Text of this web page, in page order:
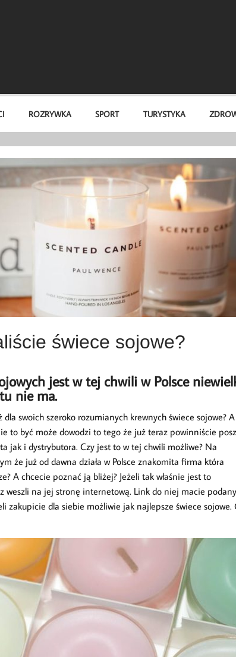
ROZRYWKA SPORT TURYSTYKA
świece sojowe?
jest w tej chwili w Polsce
nie ma.
swoich szeroko rozumianych krewnych świece sojowe? A
to być może dowodzi to tego że już teraz powinniście
jak i dystrybutora. Czy jest to w tej chwili możliwe? Na
że już od dawna działa w Polsce znakomita firma która
A chcecie poznać ją bliżej? Jeżeli tak właśnie jest to
weszli na jej stronę internetową. Link do niej macie podany
zakupicie dla siebie możliwie jak najlepsze świece sojowe.